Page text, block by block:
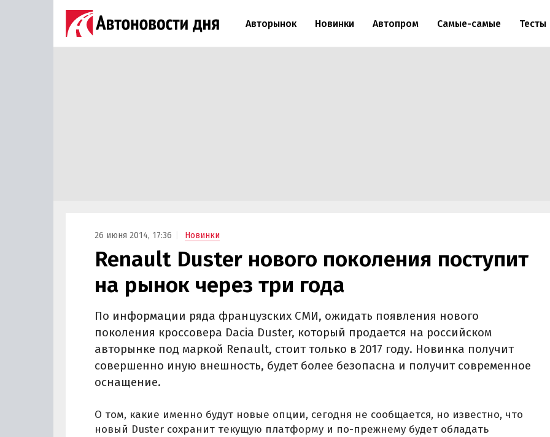
Авторынок Новинки Автопром Самые-самые Тесты
26 июня 2014, 17:36 Новинки
Renault Duster нового поколения поступит
на рынок через три года
По информации ряда французских СМИ, ожидать появления нового
поколения кроссовера Dacia Duster, который продается на российском
авторынке под маркой Renault, стоит только в 2017 году. Новинка получит
совершенно иную внешность, будет более безопасна и получит современное
оснащение.
О том, какие именно будут новые опции, сегодня не сообщается, но известно, что
новый Duster сохранит текущую платформу и по-прежнему будет обладать